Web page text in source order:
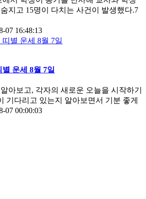
지고 15명이 다치는 사건이 발생했다.7
07 16:48:13
운세 8월 7일
아보고, 각자의 새로운 오늘을 시작하기
기다리고 있는지 알아보면서 기분 좋게
07 00:00:03